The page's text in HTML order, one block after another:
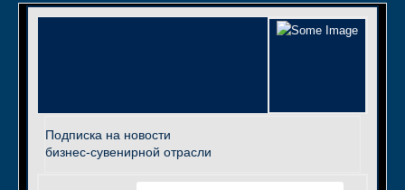
Подписка на новости
бизнес-сувенирной отрасли